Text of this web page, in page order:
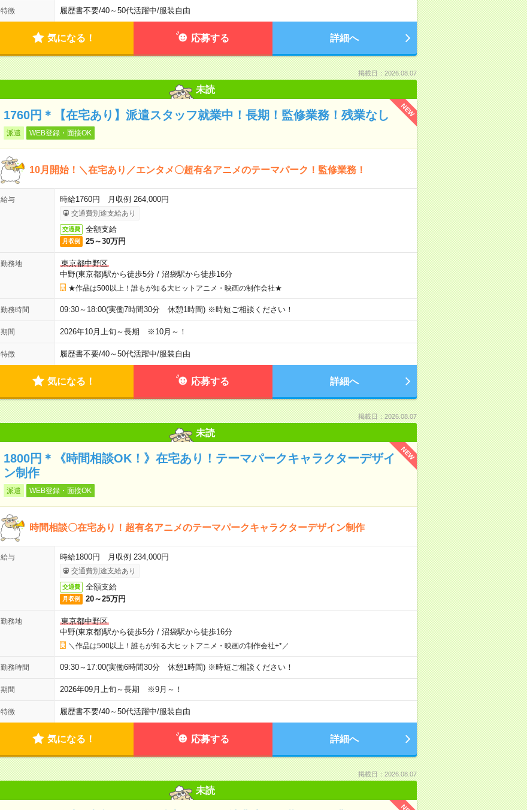
特徴 履歴書不要/40～50代活躍中/服装自由
気になる！ 応募する 詳細へ
掲載日：2026.08.07
未読
NEW
1760円＊【在宅あり】派遣スタッフ就業中！長期！監修業務！残業なし
派遣 WEB登録・面接OK
10月開始！＼在宅あり／エンタメ〇超有名アニメのテーマパーク！監修業務！
給与 時給1760円 月収例 264,000円
交通費別途支給あり
交通費 全額支給
月収例 25～30万円
勤務地
東京都中野区
中野(東京都)駅から徒歩5分/ 沼袋駅から徒歩16分
★作品は500以上！誰もが知る大ヒットアニメ・映画の制作会社★
勤務時間 09:30～18:00(実働7時間30分 休憩1時間) ※時短ご相談ください！
期間 2026年10月上旬～長期 ※10月～！
特徴 履歴書不要/40～50代活躍中/服装自由
気になる！ 応募する 詳細へ
掲載日：2026.08.07
未読
NEW
1800円＊《時間相談OK！》在宅あり！テーマパークキャラクターデザイ
ン制作
派遣 WEB登録・面接OK
時間相談〇在宅あり！超有名アニメのテーマパークキャラクターデザイン制作
給与 時給1800円 月収例 234,000円
交通費別途支給あり
交通費 全額支給
月収例 20～25万円
勤務地
東京都中野区
中野(東京都)駅から徒歩5分/ 沼袋駅から徒歩16分
＼作品は500以上！誰もが知る大ヒットアニメ・映画の制作会社+*／
勤務時間 09:30～17:00(実働6時間30分 休憩1時間) ※時短ご相談ください！
期間 2026年09月上旬～長期 ※9月～！
特徴 履歴書不要/40～50代活躍中/服装自由
気になる！ 応募する 詳細へ
掲載日：2026.08.07
未読